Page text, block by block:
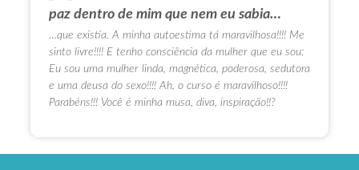
paz dentro de mim que nem eu sabia…
…que existia. A minha autoestima tá maravilhosa!!!! Me
sinto livre!!!! E tenho consciência da mulher que eu sou:
Eu sou uma mulher linda, magnética, poderosa, sedutora
e uma deusa do sexo!!!! Ah, o curso é maravilhoso!!!!
Parabéns!!! Você é minha musa, diva, inspiração!!?